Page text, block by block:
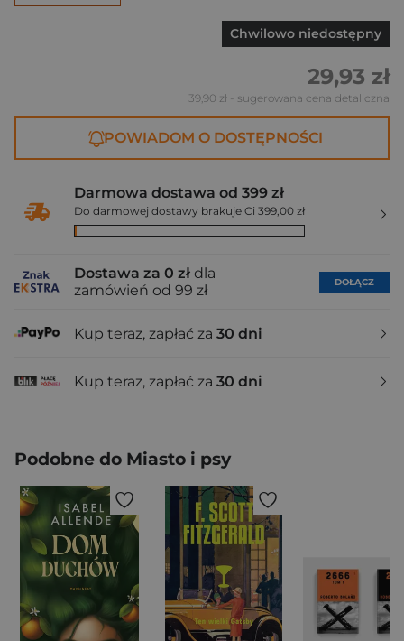
Chwilowo niedostępny
29,93 zł
39,90 zł - sugerowana cena detaliczna
POWIADOM O DOSTĘPNOŚCI
Darmowa dostawa od 399 zł
Do darmowej dostawy brakuje Ci 399,00 zł
Dostawa za 0 zł dla
zamówień od 99 zł
DOŁĄCZ
Kup teraz, zapłać za 30 dni
Kup teraz, zapłać za 30 dni
Podobne do Miasto i psy